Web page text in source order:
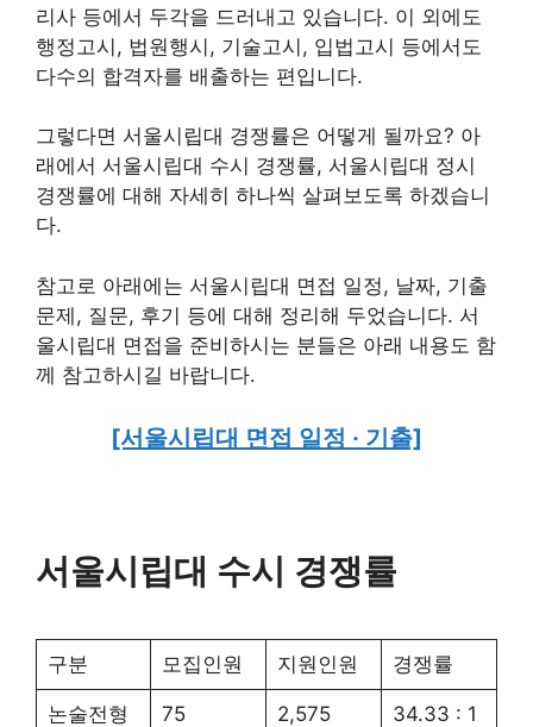
리사 등에서 두각을 드러내고 있습니다. 이 외에도
행정고시, 법원행시, 기술고시, 입법고시 등에서도
다수의 합격자를 배출하는 편입니다.
그렇다면 서울시립대 경쟁률은 어떻게 될까요? 아
래에서 서울시립대 수시 경쟁률, 서울시립대 정시
경쟁률에 대해 자세히 하나씩 살펴보도록 하겠습니
다.
참고로 아래에는 서울시립대 면접 일정, 날짜, 기출
문제, 질문, 후기 등에 대해 정리해 두었습니다. 서
울시립대 면접을 준비하시는 분들은 아래 내용도 함
께 참고하시길 바랍니다.
[서울시립대 면접 일정 · 기출]
서울시립대 수시 경쟁률
구분 모집인원 지원인원 경쟁률
논술전형 75 2,575 34.33 : 1